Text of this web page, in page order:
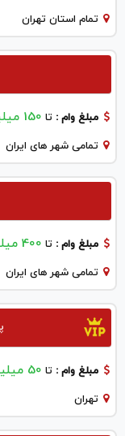
تمام استان تهران
مبلغ وام : تا 150 میلیون
تمامی شهر های ایران
مبلغ وام : تا 400 میلیون
تمامی شهر های ایران
مبلغ وام : تا 50 میلیارد
تهران